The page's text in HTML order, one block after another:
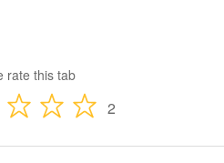
rate this tab
2